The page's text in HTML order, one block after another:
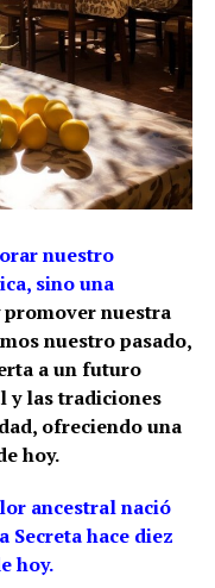
nuestro
sino una
nuestra
nuestro pasado,
a un futuro
y las tradiciones
ofreciendo una
hoy.
ancestral nació
Secreta hace diez
hoy.